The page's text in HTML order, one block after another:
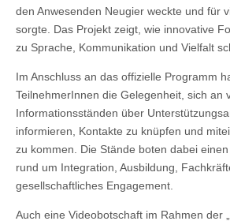
den Anwesenden Neugier weckte und für
sorgte. Das Projekt zeigt, wie innovative
zu Sprache, Kommunikation und Vielfalt
Im Anschluss an das offizielle Programm
TeilnehmerInnen die Gelegenheit, sich an
Informationsständen über
informieren, Kontakte zu knüpfen und
zu kommen. Die Stände boten dabei
rund um Integration, Ausbildung,
gesellschaftliches Engagement.
Auch eine Videobotschaft im Rahmen der